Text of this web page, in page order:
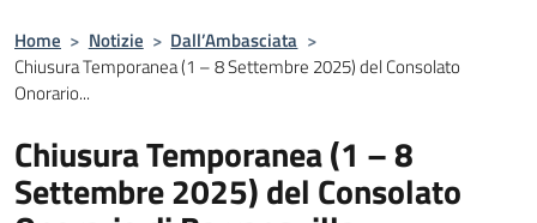
Home > Notizie > Dall’Ambasciata >
Chiusura Temporanea (1 – 8 Settembre 2025) del Consolato
Onorario...
Chiusura Temporanea (1 – 8
Settembre 2025) del Consolato